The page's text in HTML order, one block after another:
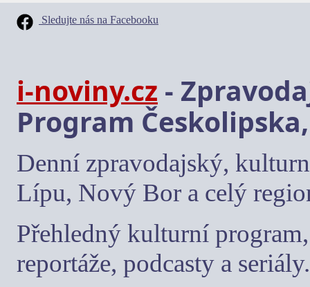
Sledujte nás na Facebooku
i-noviny.cz -
Program
Denní zpravodajský,
Lípu, Nový Bor a celý
Přehledný kulturní
reportáže, podcasty a seriály.